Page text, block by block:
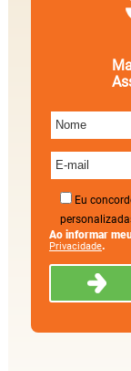
Eu
Ao informar
Privacidade.